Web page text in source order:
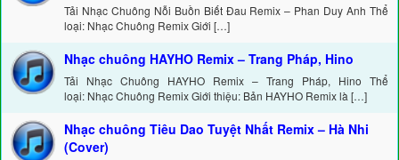
Tải Nhạc Chuông Nỗi Buồn Biết Đau Remix – Phan Duy Anh Thể
loại: Nhạc Chuông Remix Giới […]
Nhạc chuông HAYHO Remix – Trang Pháp, Hino
Tải Nhạc Chuông HAYHO Remix – Trang Pháp, Hino Thể
loại: Nhạc Chuông Remix Giới thiệu: Bản HAYHO Remix là […]
Nhạc chuông Tiêu Dao Tuyệt Nhất Remix – Hà Nhi
(Cover)